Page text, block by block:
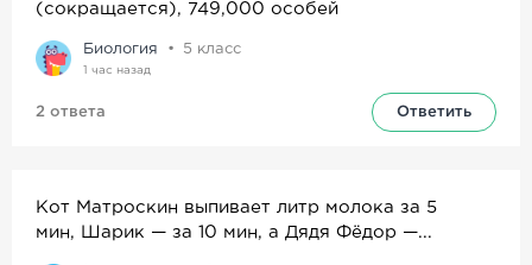
Природо-
(сокращается), 749,000 особей
Биология 5 класс
1 час назад
2 ответа Ответить
Кот Матроскин выпивает литр молока за 5
мин, Шарик — за 10 мин, а Дядя Фёдор —...